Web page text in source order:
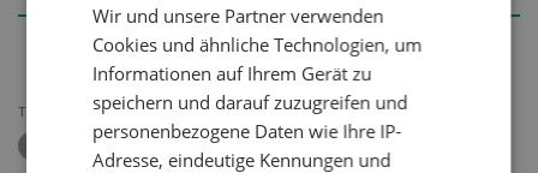
THEMEN
MILCHKÜHE FUTTER
Wir und unsere Partner verwenden
Cookies und ähnliche Technologien, um
Informationen auf Ihrem Gerät zu
speichern und darauf zuzugreifen und
personenbezogene Daten wie Ihre IP-
Adresse, eindeutige Kennungen und